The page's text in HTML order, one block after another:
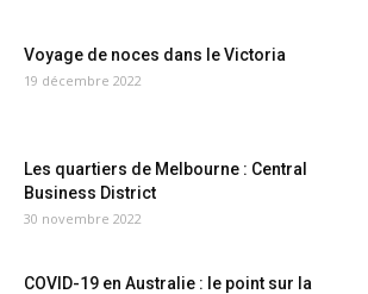
Voyage de noces dans le Victoria
19 décembre 2022
Les quartiers de Melbourne : Central
Business District
30 novembre 2022
COVID-19 en Australie : le point sur la